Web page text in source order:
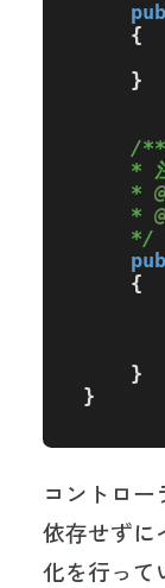
{
    }
/**
*
    *
    *
    */
{
    }
}
コントロ
依存せずに
化を行って